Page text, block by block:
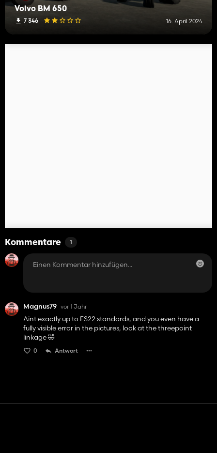
Volvo BM 650
7 346 16. April 2024
Kommentare 1
Magnus79 vor 1 Jahr
Aint exactly up to FS22 standards, and you even have a
fully visible error in the pictures, look at the threepoint
linkage 🤣
0 Antwort